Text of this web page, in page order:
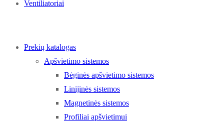
Ventiliatoriai
Prekių katalogas
Apšvietimo sistemos
Bėginės apšvietimo sistemos
Linijinės sistemos
Magnetinės sistemos
Profiliai apšvietimui